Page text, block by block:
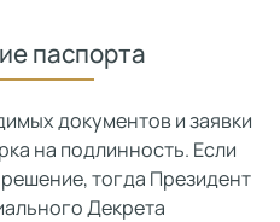
паспорта
документов и заявки
на подлинность. Если
тогда Президент
Декрета